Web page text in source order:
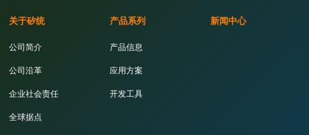
关于矽统
公司简介
公司沿革
企业社会责任
全球据点
产品系列
产品信息
应用方案
开发工具
新闻中心